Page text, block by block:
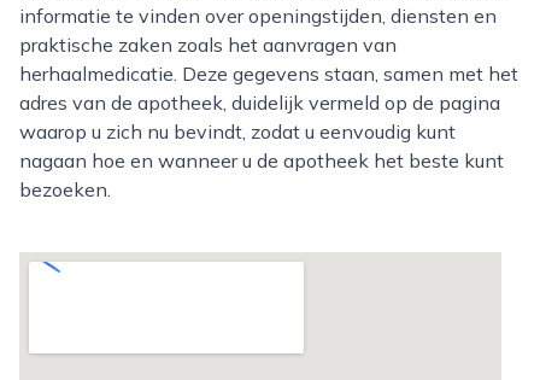
informatie te vinden over openingstijden, diensten en
praktische zaken zoals het aanvragen van
herhaalmedicatie. Deze gegevens staan, samen met het
adres van de apotheek, duidelijk vermeld op de pagina
waarop u zich nu bevindt, zodat u eenvoudig kunt
nagaan hoe en wanneer u de apotheek het beste kunt
bezoeken.